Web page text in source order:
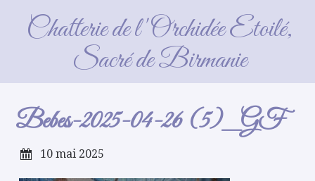
Chatterie de l'Orchidée Etoilé,
Sacré de Birmanie
Bebes-2025-04-26 (5)_GF
Bebes-2025-04-26 (5)_GF
10 mai 2025